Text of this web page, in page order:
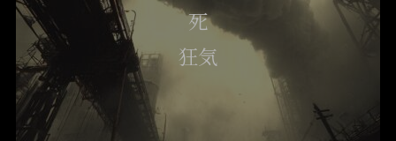
死
狂気